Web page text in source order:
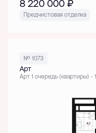
8 220 000 ₽
Предчистовая отделка
№ 1073
Арт
Арт 1 очередь (квартиры) -